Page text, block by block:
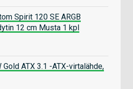
Spirit 120 SE ARGB
12 cm Musta 1 kpl
ATX 3.1 -ATX-virtalähde,